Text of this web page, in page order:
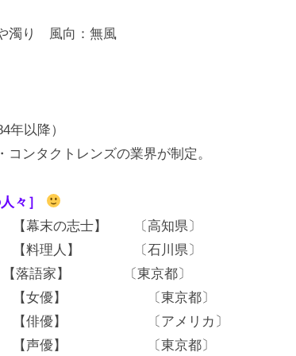
濁り 風向：無風
以降）
クトレンズの業界が制定。
々］
志士】 〔高知県〕
理人】 〔石川県〕
【落語家】 〔東京都〕
優】 〔東京都〕
俳優】 〔アメリカ〕
優】 〔東京都〕